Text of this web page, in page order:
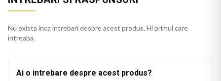
Nu exista inca intrebari despre acest produs. Fii primul care
intreaba.
Ai o intrebare despre acest produs?